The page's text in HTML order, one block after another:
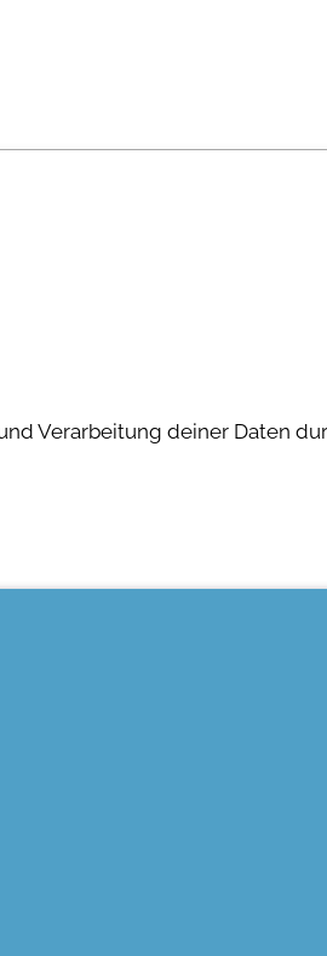
Verarbeitung deiner Daten